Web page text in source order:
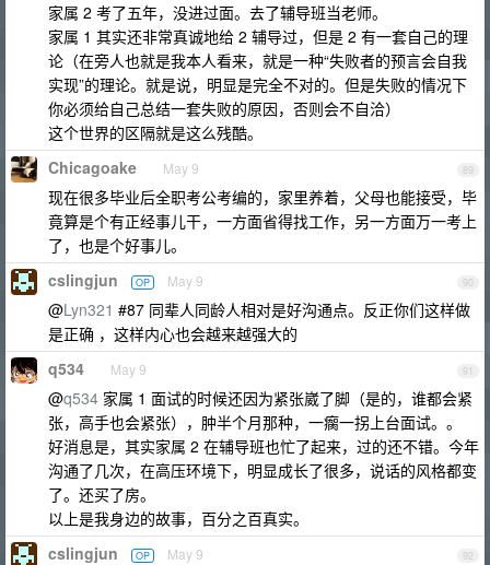
家属 2 考了五年，没进过面。去了辅导班当老师。
家属 1 其实还非常真诚地给 2 辅导过，但是 2 有一套自己的理
论（在旁人也就是我本人看来，就是一种“失败者的预言会自我
实现”的理论。就是说，明显是完全不对的。但是失败的情况下
你必须给自己总结一套失败的原因，否则会不自洽）
这个世界的区隔就是这么残酷。
89
Chicagoake May 9
现在很多毕业后全职考公考编的，家里养着，父母也能接受，毕
竟算是个有正经事儿干，一方面省得找工作，另一方面万一考上
了，也是个好事儿。
90
cslingjun OP May 9
@Lyn321 #87 同辈人同龄人相对是好沟通点。反正你们这样做
是正确 ，这样内心也会越来越强大的
91
q534 May 9
@q534 家属 1 面试的时候还因为紧张崴了脚（是的，谁都会紧
张，高手也会紧张），肿半个月那种，一瘸一拐上台面试。。
好消息是，其实家属 2 在辅导班也忙了起来，过的还不错。今年
沟通了几次，在高压环境下，明显成长了很多，说话的风格都变
了。还买了房。
以上是我身边的故事，百分之百真实。
92
cslingjun OP May 9